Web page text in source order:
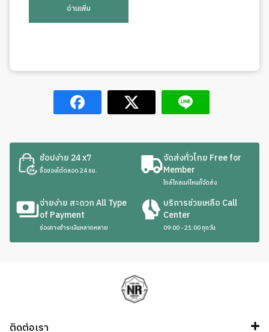
อ่านเพิ่ม
ช้อปง่าย 24 x7
ซื้อของได้ตลอด 24 ชม.
จัดส่งทั่วไทย Free for
Member
ใกล้ไกลแค่ไหนก็จัดส่ง
จ่ายง่าย สะดวก All Type
of Payment
ช่องทางชำระเงินหลากหลาย
บริการช่วยเหลือ Call
Center
09:00 - 21:00 ทุกวัน
ติดต่อเรา